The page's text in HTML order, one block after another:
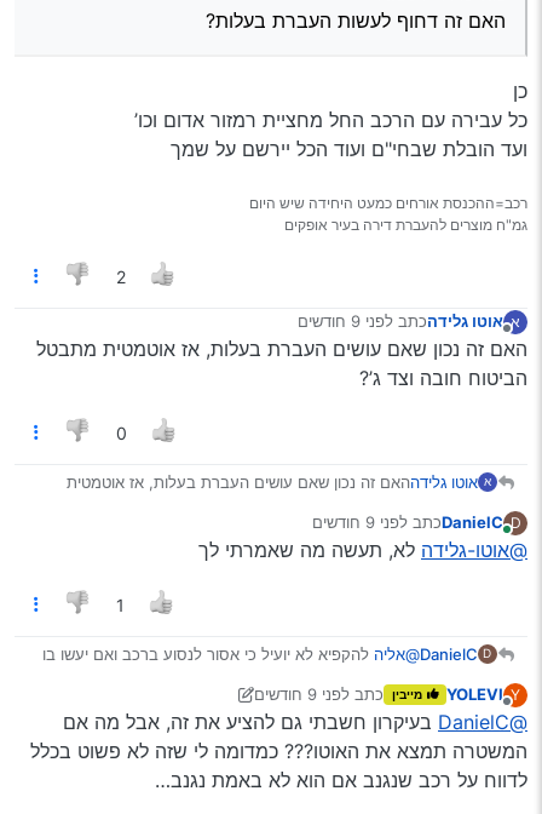
האם זה דחוף לעשות העברת בעלות?
כן
כל עבירה עם הרכב החל מחציית רמזור אדום וכו’
ועד הובלת שבחי"ם ועוד הכל יירשם על שמך
רכב=ההכנסת אורחים כמעט היחידה שיש היום
גמ"ח מוצרים להעברת דירה בעיר אופקים
2
א אוטו גלידהכתב לפני 9 חודשים
נערך לאחרונה על ידי
האם זה נכון שאם עושים העברת בעלות, אז אוטמטית מתבטל
הביטוח חובה וצד ג’?
0
א אוטו גלידההאם זה נכון שאם עושים העברת בעלות, אז אוטמטית
D
DanielCכתב לפני 9 חודשים
נערך לאחרונה על ידי
@אוטו-גלידה לא, תעשה מה שאמרתי לך
1
D
DanielC@אליה להקפיא לא יועיל כי אסור לנסוע ברכב ואם יעשו בו
בהקפאה, הבחור שקנה ממנו את הרכב רוצה לעשות העברת
בעלות לכן הורדה מהכביש לא נראה אופציה.
לכן הדרך הנכונה היא לדווח למשטרה (טופס מקוון) שנגנבה
הלוחית רישוי וכך אם יעשו עבירה עם הרכב או עם המספר
הוא יציג את המסמך של אישור של גניבת הלוחית
Y
מנותק
YOLEVI מייבין כתב לפני 9 חודשים
נערך לאחרונה על ידי YOLEVI11 ביולי 2025, 7:19
@DanielC
בעיקרון חשבתי גם להציע את זה, אבל מה אם
המשטרה תמצא את האוטו??? כמדומה לי שזה לא פשוט בכלל
לדווח על רכב שנגנב אם הוא לא באמת נגנב…